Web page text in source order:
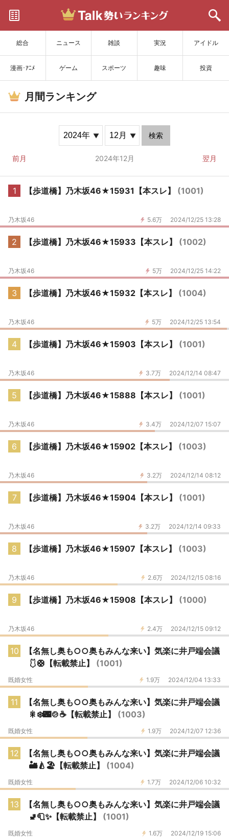
総合 ニュース 雑談 実況 アイドル
漫画･ｱﾆﾒ ゲーム スポーツ 趣味 投資
サイトを更新
月間ランキング
検索
前月 2024年12月 翌月
1 【歩道橋】乃木坂46★15931【本スレ】 (1001)
5.6万 2024/12/25 13:28
乃木坂46
2 【歩道橋】乃木坂46★15933【本スレ】 (1002)
5万 2024/12/25 14:22
乃木坂46
3 【歩道橋】乃木坂46★15932【本スレ】 (1004)
5万 2024/12/25 13:54
乃木坂46
4 【歩道橋】乃木坂46★15903【本スレ】 (1001)
3.7万 2024/12/14 08:47
乃木坂46
5 【歩道橋】乃木坂46★15888【本スレ】 (1001)
3.4万 2024/12/07 15:07
乃木坂46
6 【歩道橋】乃木坂46★15902【本スレ】 (1003)
3.2万 2024/12/14 08:12
乃木坂46
7 【歩道橋】乃木坂46★15904【本スレ】 (1001)
3.2万 2024/12/14 09:33
乃木坂46
8 【歩道橋】乃木坂46★15907【本スレ】 (1003)
2.6万 2024/12/15 08:16
乃木坂46
9 【歩道橋】乃木坂46★15908【本スレ】 (1000)
2.4万 2024/12/15 09:12
乃木坂46
10
【名無し奥も○○奥もみんな来い】気楽に井戸端会議
🩱🛟【転載禁止】 (1001)
1.9万 2024/12/04 13:33
既婚女性
11
【名無し奥も○○奥もみんな来い】気楽に井戸端会議
🎇❄️🌃🍲☕【転載禁止】 (1003)
1.9万 2024/12/07 12:36
既婚女性
12
【名無し奥も○○奥もみんな来い】気楽に井戸端会議
🏜️🍐🏖️【転載禁止】 (1004)
1.7万 2024/12/06 10:32
既婚女性
13
【名無し奥も○○奥もみんな来い】気楽に井戸端会議
🚽🧻✨【転載禁止】 (1001)
1.6万 2024/12/19 15:06
既婚女性